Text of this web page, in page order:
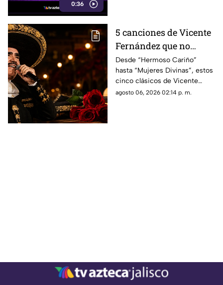
0:36
5 canciones de Vicente
Fernández que no
pueden faltar en una
serenata
Desde “Hermoso Cariño”
hasta “Mujeres Divinas”, estos
cinco clásicos de Vicente
Fernández son una apuesta
agosto 06, 2026 02:14 p. m.